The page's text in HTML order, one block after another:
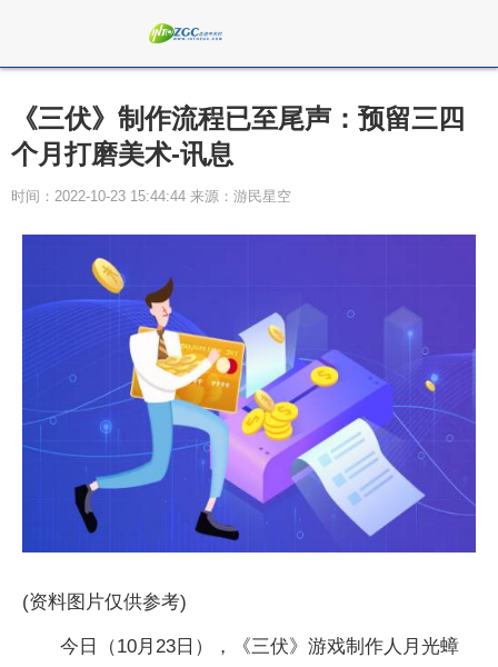
《三伏》制作流程已至尾声：预留三四
个月打磨美术-讯息
时间：2022-10-23 15:44:44 来源：游民星空
(资料图片仅供参考)
今日（10月23日），《三伏》游戏制作人月光蟑